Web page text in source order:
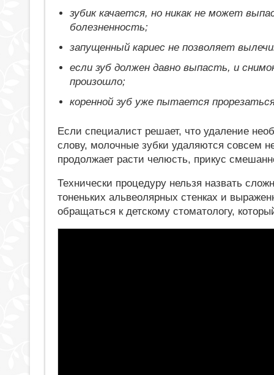
зубик качается, но никак не может
болезненность;
запущенный кариес не позволяет
если зуб должен давно выпасть, и
произошло;
коренной зуб уже пытается
Если специалист решает, что удаление
слову, молочные зубки удаляются совсем
продолжает расти челюсть, прикус
Технически процедуру нельзя назвать
тоненьких альвеолярных стенках и
обращаться к детскому стоматологу,